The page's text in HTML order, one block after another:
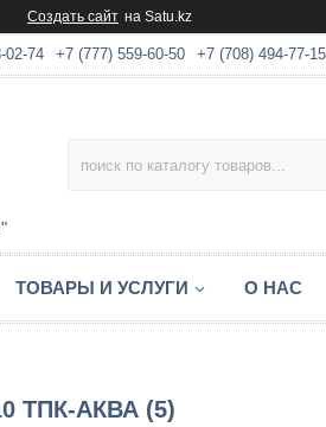
Создать сайт на Satu.kz
02-74 +7 (777) 559-60-50 +7 (708) 494-77-15
ТОВАРЫ И УСЛУГИ О НАС
ТПК-АКВА (5)